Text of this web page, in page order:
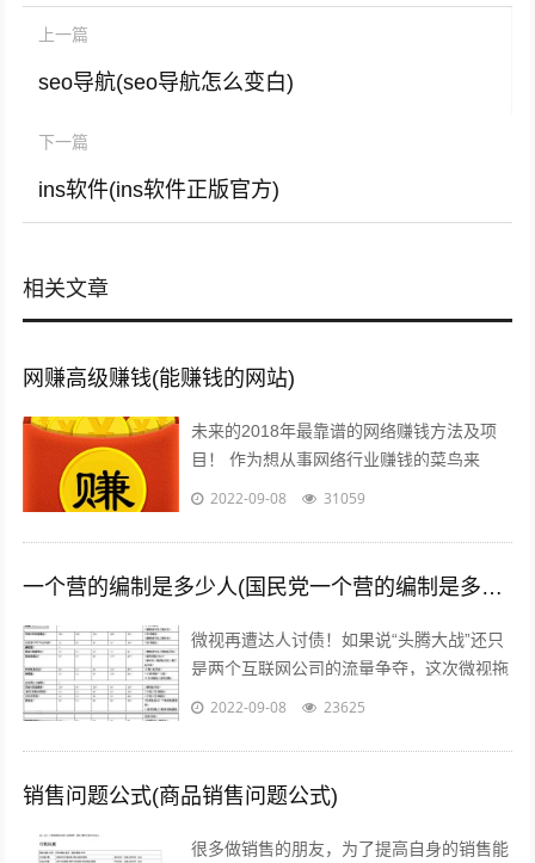
上一篇
seo导航(seo导航怎么变白)
下一篇
ins软件(ins软件正版官方)
相关文章
网赚高级赚钱(能赚钱的网站)
未来的2018年最靠谱的网络赚钱方法及项
目！ 作为想从事网络行业赚钱的菜鸟来
说，那些打字、注册发帖、打码、挂机、时
2022-09-08 31059
一个营的编制是多少人(国民党一个营的编制是多少人)
微视再遭达人讨债！如果说“头腾大战”还只
是两个互联网公司的流量争夺，这次微视拖
欠达人补贴额的行为，无疑是雪上加霜，让
2022-09-08 23625
销售问题公式(商品销售问题公式)
很多做销售的朋友，为了提高自身的销售能